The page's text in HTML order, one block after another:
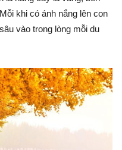
khi có ánh nắng lên con
vào trong lòng mỗi du